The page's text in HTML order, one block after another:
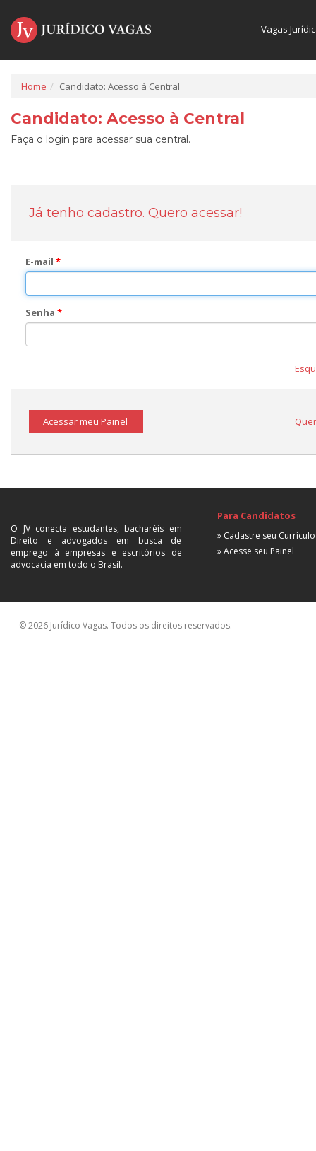
Vagas
Home Candidato: Acesso à Central
Candidato: Acesso à Central
Faça o login para acessar sua central.
Já tenho cadastro. Quero acessar!
E-mail *
Senha *
Acessar meu Painel
O JV conecta estudantes, bacharéis em
Direito e advogados em busca de
emprego à empresas e escritórios de
advocacia em todo o Brasil.
Para Candidatos
» Cadastre seu Currículo
» Acesse seu Painel
© 2026 Jurídico Vagas. Todos os direitos reservados.